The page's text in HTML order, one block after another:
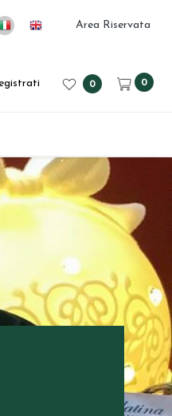
Area Riservata
0 0